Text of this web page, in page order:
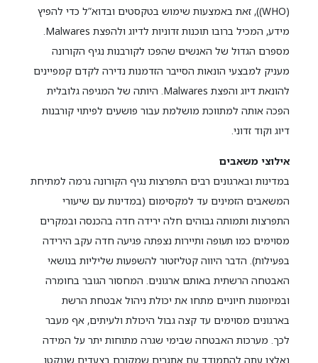
(WHO)), זאת באמצעות שימוש בטקסטים ובדוא”ל כדי להפיץ
מידע, המכיל ברובו תוכנות זדוניות לדיוג ולהפצת Malwares.
מספרם הגדול של האנשים שהפכו לקורבנות נגיף הקורונה
מעניק למבצעי הונאות הסייבר הזדמנות נדירה לקדם קמפיינים
להונאת דיוג והפצת Malwares. היותה של המגיפה גלובלית
הפכה אותה למתווכת מושלמת עבור פושעים לפיתוי קורבנות
דיוג וקוד זדוני.
אילוצי משאבים
במדינות ובארגונים רבים התפרצות נגיף הקורונה גרמה למתיחת
המשאבים הזמינים עד למקסימום (במדינות עם שיעורי
התפרצות ותמותה גבוהים חלה ירידה חדה בהכנסה ובמקרים
מסוימים כמו תעופה ותיירות נצפתה פגיעה חדה עקב הירידה
בפעילות). הדבר היווה קטליזטור להשפעות שליליות בנושאי
האבטחה הרשתית באותם ארגונים. המחסור הגובר בחומרה
ובמיומנות חיוניים מתחו את יכולת ניהול אבטחת הרשת
בארגונים מסוימים עד קצה גבול היכולת ולעיתים, אף מעבר
לכך. מערכות האבטחה שבימי שגרה מתוחות יתר על המידה
נאלצו עתה להתמודד עם אתגרים שמקורם בצעדים שננקטו